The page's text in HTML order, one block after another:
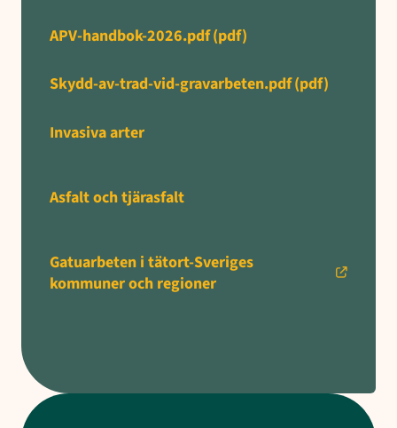
APV-handbok-2026.pdf(pdf)
Skydd-av-trad-vid-gravarbeten.pdf(pdf)
Invasiva arter
Asfalt och tjärasfalt
Gatuarbeten i tätort-Sveriges
kommuner och regioner